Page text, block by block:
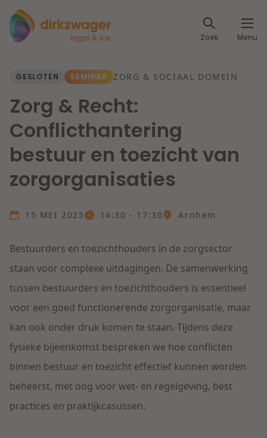
Zoek Menu
Expertises
Fiscaal
IE & Innovatie
Herstructurering & Insolventie
Energie
Zorg & Sociaal domein
Vastgoed
Lees meer
Dichtbij een toekomstbestendige zorg
Lees meer
Dichtbij de kansen en uitdagingen in de
woningbouw
Lees meer
Artikelen
Klantcases
Events
Specialisten
Internationale partners
Nieuws
Contact
GESLOTEN SEMINAR ZORG & SOCIAAL DOMEIN
Zorg & Recht:
Conflicthantering
bestuur en toezicht van
zorgorganisaties
15 MEI 2025 14:30 - 17:30 Arnhem
Bestuurders en toezichthouders in de zorgsector
staan voor complexe uitdagingen. De samenwerking
tussen bestuurders en toezichthouders is essentieel
voor een goed functionerende zorgorganisatie, maar
kan ook onder druk komen te staan. Tijdens deze
fysieke bijeenkomst bespreken we hoe conflicten
binnen bestuur en toezicht effectief kunnen worden
beheerst, met oog voor wet- en regelgeving, best
practices en praktijkcasussen.